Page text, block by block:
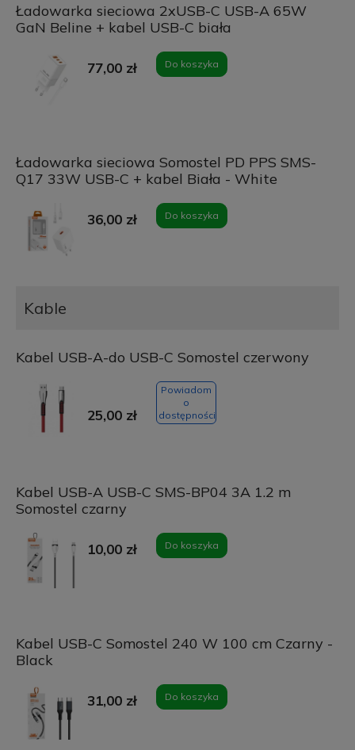
Ładowarka sieciowa 2xUSB-C USB-A 65W
GaN Beline + kabel USB-C biała
77,00 zł Do koszyka
Ładowarka sieciowa Somostel PD PPS SMS-
Q17 33W USB-C + kabel Biała - White
36,00 zł Do koszyka
Kable
Kabel USB-A-do USB-C Somostel czerwony
25,00 zł
Powiadom
o
dostępności
Kabel USB-A USB-C SMS-BP04 3A 1.2 m
Somostel czarny
10,00 zł Do koszyka
Kabel USB-C Somostel 240 W 100 cm Czarny -
Black
31,00 zł Do koszyka